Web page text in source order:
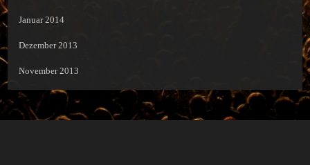
Januar 2014
Dezember 2013
November 2013